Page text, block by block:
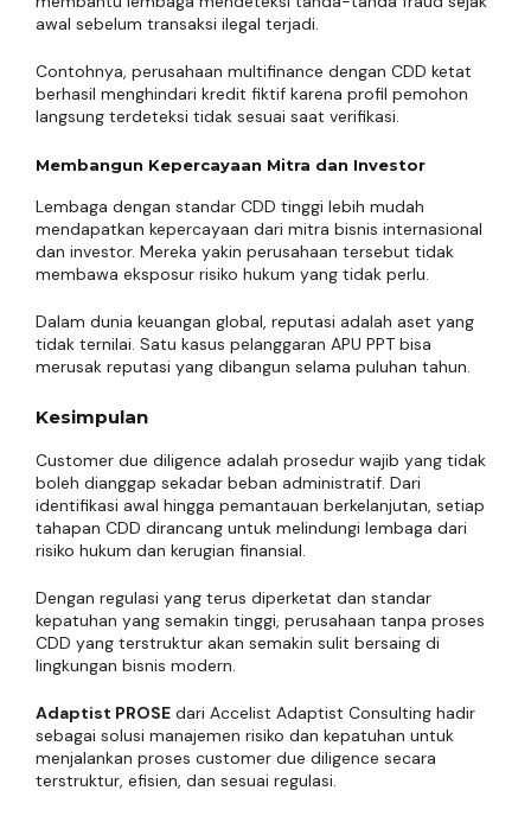
awal sebelum transaksi ilegal terjadi.
Contohnya, perusahaan multifinance dengan CDD ketat
berhasil menghindari kredit fiktif karena profil pemohon
langsung terdeteksi tidak sesuai saat verifikasi.
Membangun Kepercayaan Mitra dan Investor
Lembaga dengan standar CDD tinggi lebih mudah
mendapatkan kepercayaan dari mitra bisnis internasional
dan investor. Mereka yakin perusahaan tersebut tidak
membawa eksposur risiko hukum yang tidak perlu.
Dalam dunia keuangan global, reputasi adalah aset yang
tidak ternilai. Satu kasus pelanggaran APU PPT bisa
merusak reputasi yang dibangun selama puluhan tahun.
Kesimpulan
Customer due diligence adalah prosedur wajib yang tidak
boleh dianggap sekadar beban administratif. Dari
identifikasi awal hingga pemantauan berkelanjutan, setiap
tahapan CDD dirancang untuk melindungi lembaga dari
risiko hukum dan kerugian finansial.
Dengan regulasi yang terus diperketat dan standar
kepatuhan yang semakin tinggi, perusahaan tanpa proses
CDD yang terstruktur akan semakin sulit bersaing di
lingkungan bisnis modern.
Adaptist PROSE dari Accelist Adaptist Consulting hadir
sebagai solusi manajemen risiko dan kepatuhan untuk
menjalankan proses customer due diligence secara
terstruktur, efisien, dan sesuai regulasi.